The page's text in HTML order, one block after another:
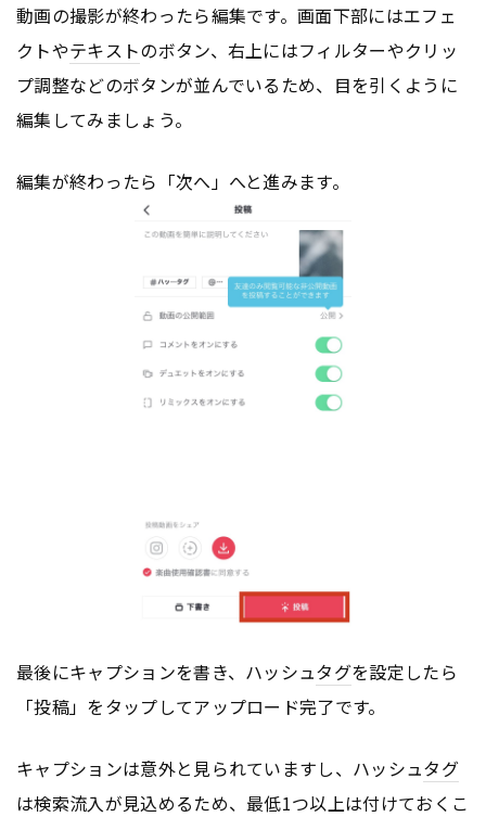
動画の撮影が終わったら編集です。画面下部にはエフェ
クトやテキストのボタン、右上にはフィルターやクリッ
プ調整などのボタンが並んでいるため、目を引くように
編集してみましょう。
編集が終わったら「次へ」へと進みます。
最後にキャプションを書き、ハッシュタグを設定したら
「投稿」をタップしてアップロード完了です。
キャプションは意外と見られていますし、ハッシュタグ
は検索流入が見込めるため、最低1つ以上は付けておくこ